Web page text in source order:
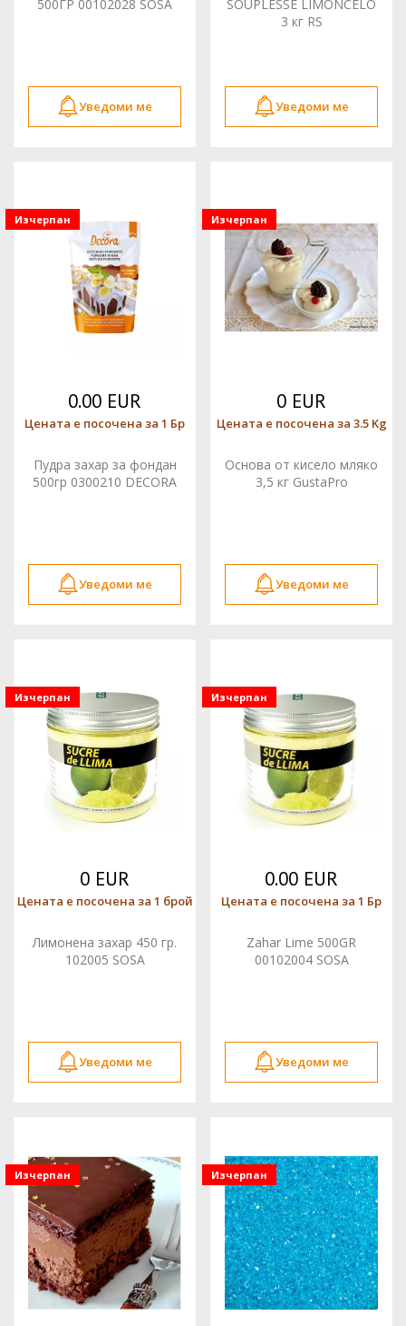
500ГР 00102028 SOSA
Уведоми ме
SOUPLESSE LIMONCELO
3 кг RS
Уведоми ме
Изчерпан
0.00 EUR
Цената е посочена за 1 Бр
Пудра захар за фондан
500гр 0300210 DECORA
Уведоми ме
Изчерпан
0 EUR
Цената е посочена за 3.5 Kg
Основа от кисело мляко
3,5 кг GustaPro
Уведоми ме
Изчерпан
0 EUR
Цената е посочена за 1 брой
Лимонена захар 450 гр.
102005 SOSA
Уведоми ме
Изчерпан
0.00 EUR
Цената е посочена за 1 Бр
Zahar Lime 500GR
00102004 SOSA
Уведоми ме
Изчерпан Изчерпан